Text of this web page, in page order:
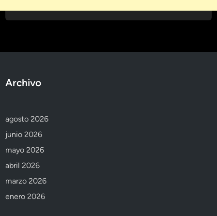
Archivo
agosto 2026
junio 2026
mayo 2026
abril 2026
marzo 2026
enero 2026